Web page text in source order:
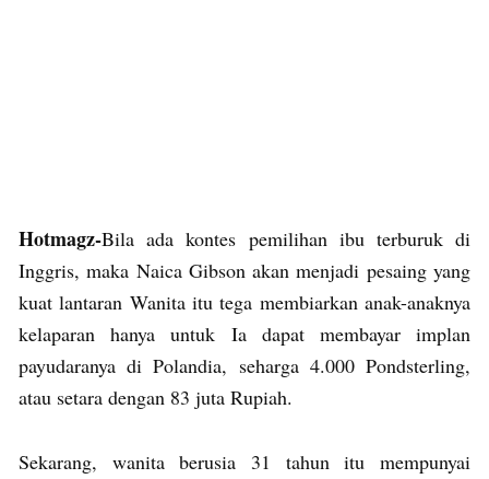
Hotmagz-Bila ada kontes pemilihan ibu terburuk di
Inggris, maka Naica Gibson akan menjadi pesaing yang
kuat lantaran Wanita itu tega membiarkan anak-anaknya
kelaparan hanya untuk Ia dapat membayar implan
payudaranya di Polandia, seharga 4.000 Pondsterling,
atau setara dengan 83 juta Rupiah.
Sekarang, wanita berusia 31 tahun itu mempunyai